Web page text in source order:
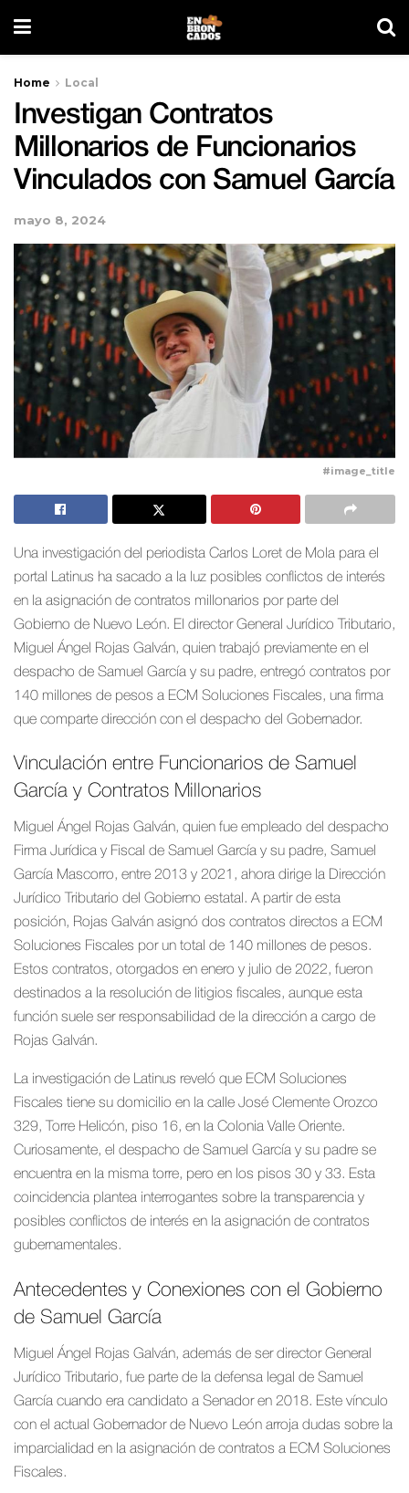
Home Local
Investigan Contratos
Millonarios de Funcionarios
Vinculados con Samuel García
mayo 8, 2024
#image_title
Una investigación del periodista Carlos Loret de Mola para el
portal Latinus ha sacado a la luz posibles conflictos de interés
en la asignación de contratos millonarios por parte del
Gobierno de Nuevo León. El director General Jurídico Tributario,
Miguel Ángel Rojas Galván, quien trabajó previamente en el
despacho de Samuel García y su padre, entregó contratos por
140 millones de pesos a ECM Soluciones Fiscales, una firma
que comparte dirección con el despacho del Gobernador.
Vinculación entre Funcionarios de Samuel
García y Contratos Millonarios
Miguel Ángel Rojas Galván, quien fue empleado del despacho
Firma Jurídica y Fiscal de Samuel García y su padre, Samuel
García Mascorro, entre 2013 y 2021, ahora dirige la Dirección
Jurídico Tributario del Gobierno estatal. A partir de esta
posición, Rojas Galván asignó dos contratos directos a ECM
Soluciones Fiscales por un total de 140 millones de pesos.
Estos contratos, otorgados en enero y julio de 2022, fueron
destinados a la resolución de litigios fiscales, aunque esta
función suele ser responsabilidad de la dirección a cargo de
Rojas Galván.
La investigación de Latinus reveló que ECM Soluciones
Fiscales tiene su domicilio en la calle José Clemente Orozco
329, Torre Helicón, piso 16, en la Colonia Valle Oriente.
Curiosamente, el despacho de Samuel García y su padre se
encuentra en la misma torre, pero en los pisos 30 y 33. Esta
coincidencia plantea interrogantes sobre la transparencia y
posibles conflictos de interés en la asignación de contratos
gubernamentales.
Antecedentes y Conexiones con el Gobierno
de Samuel García
Miguel Ángel Rojas Galván, además de ser director General
Jurídico Tributario, fue parte de la defensa legal de Samuel
García cuando era candidato a Senador en 2018. Este vínculo
con el actual Gobernador de Nuevo León arroja dudas sobre la
imparcialidad en la asignación de contratos a ECM Soluciones
Fiscales.